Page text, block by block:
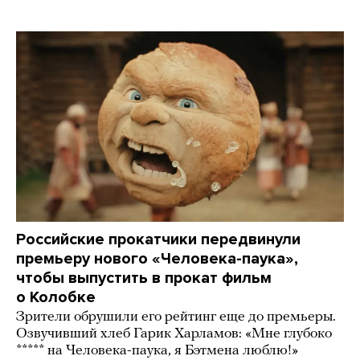
Российские прокатчики передвинули
премьеру нового «Человека-паука»,
чтобы выпустить в прокат фильм
о Колобке
Зрители обрушили его рейтинг еще до премьеры.
Озвучивший хлеб Гарик Харламов: «Мне глубоко
***** на Человека-паука, я Бэтмена люблю!»